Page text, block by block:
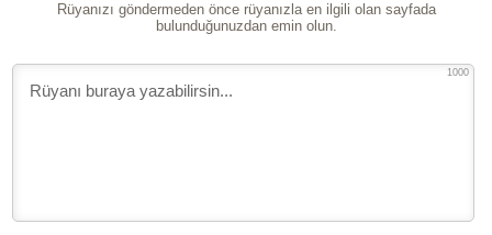
Rüyanızı göndermeden önce rüyanızla en ilgili olan sayfada
bulunduğunuzdan emin olun.
1000